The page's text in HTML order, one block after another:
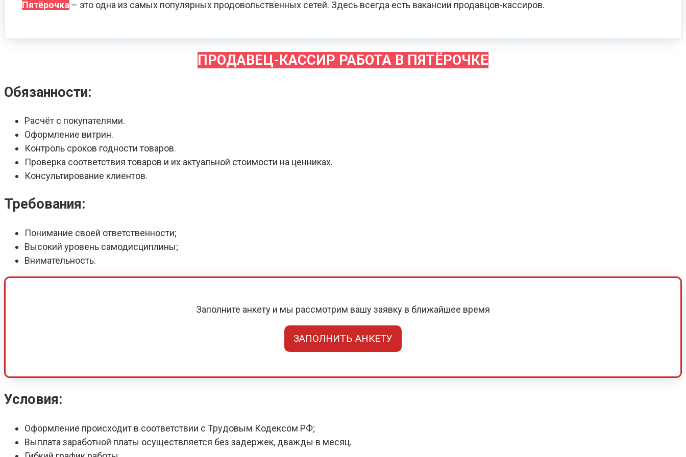
Пятёрочка – это одна из самых популярных продовольственных сетей. Здесь всегда есть вакансии продавцов-кассиров.
ПРОДАВЕЦ-КАССИР РАБОТА В ПЯТЁРОЧКЕ
Обязанности:
Расчёт с покупателями.
Оформление витрин.
Контроль сроков годности товаров.
Проверка соответствия товаров и их актуальной стоимости на ценниках.
Консультирование клиентов.
Требования:
Понимание своей ответственности;
Высокий уровень самодисциплины;
Внимательность.
Заполните анкету и мы рассмотрим вашу заявку в ближайшее время
ЗАПОЛНИТЬ АНКЕТУ
Условия:
Оформление происходит в соответствии с Трудовым Кодексом РФ;
Выплата заработной платы осуществляется без задержек, дважды в месяц.